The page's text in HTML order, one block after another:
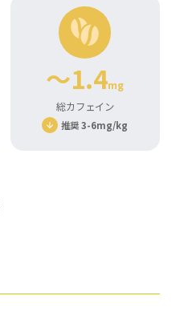
～1.4mg
総カフェイン
推奨 3-6mg/kg